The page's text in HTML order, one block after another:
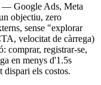
— Google Ads, Meta
objectiu, zero
sense "explorar
velocitat de càrrega)
comprar, registrar-se,
en menys d'1.5s
els costos.